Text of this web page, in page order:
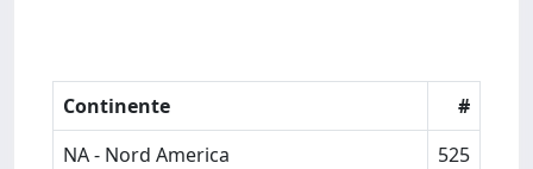
Continente
#
NA - Nord America
525